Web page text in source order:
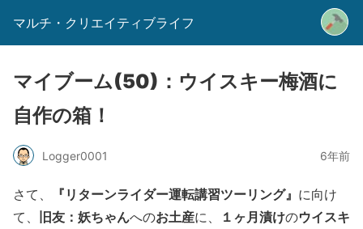
マルチ・クリエイティブライフ
マイブーム(50)：ウイスキー梅酒に
自作の箱！
Logger0001 6年前
さて、 『リターンライダー運転講習ツーリング』 に向け
て、 旧友：妖ちゃんへのお土産に、 １ヶ月漬けのウイスキ